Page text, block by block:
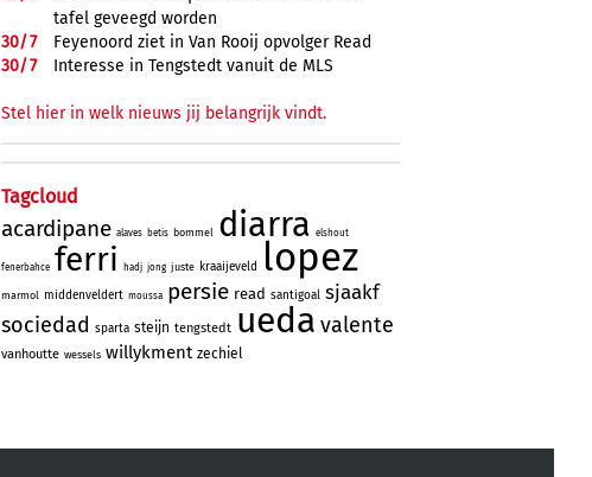
tafel geveegd worden
30/7
Feyenoord ziet in Van Rooij opvolger Read
30/7 Interesse in Tengstedt vanuit de MLS
Stel hier in welk nieuws jij belangrijk vindt.
Tagcloud
acardipane alaves betis bommel diarra elshout
fenerbahce ferri hadj jong juste kraaijeveld lopez
marmol middenveldert moussa persie read santigoal sjaakf
sociedad sparta steijn tengstedt ueda valente
vanhoutte wessels willykment zechiel